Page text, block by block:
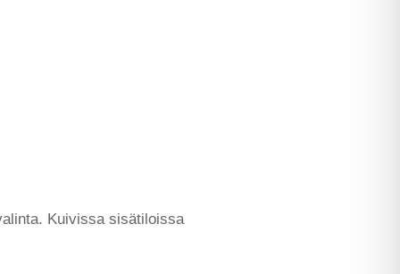
Kuivissa sisätiloissa